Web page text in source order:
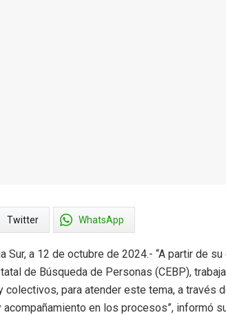
Twitter WhatsApp
Sur, a 12 de octubre de 2024.- “A partir de
de Búsqueda de Personas (CEBP),
colectivos, para atender este tema, a través
en los procesos”, informó